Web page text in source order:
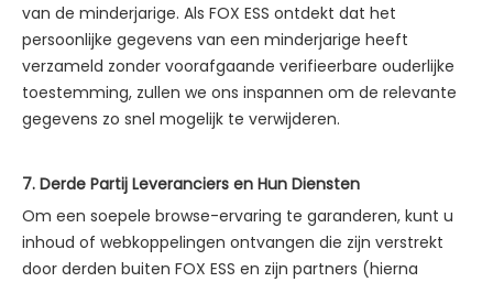
van de minderjarige. Als FOX ESS ontdekt dat het
persoonlijke gegevens van een minderjarige heeft
verzameld zonder voorafgaande verifieerbare ouderlijke
toestemming, zullen we ons inspannen om de relevante
gegevens zo snel mogelijk te verwijderen.
7. Derde Partij Leveranciers en Hun Diensten
Om een soepele browse-ervaring te garanderen, kunt u
inhoud of webkoppelingen ontvangen die zijn verstrekt
door derden buiten FOX ESS en zijn partners (hierna